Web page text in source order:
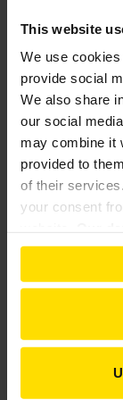
This website
We use
provide social
We also share
our social
may combine it
provided to
of their
your consent
Los
vertical más
cemento. El
3200 cm²/g
activa, en el
con la máxima
MultiDrive®está
accionamiento
El molino MVR